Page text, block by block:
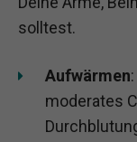
solltest.
Aufwärmen
moderates